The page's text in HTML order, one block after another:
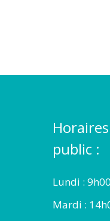
public :
Lundi :
Mardi :